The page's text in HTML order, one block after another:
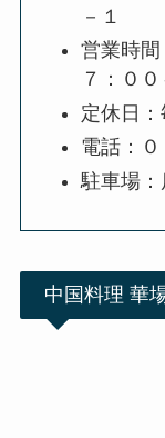
－１
営業時
７：０
定休日：
電話：
駐車場
中国料理 華